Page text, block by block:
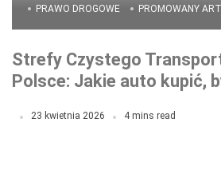
PRAWO DROGOWE PROMOWANY
Strefy Czystego
Polsce: Jakie auto kupić,
23 kwietnia 2026 4 mins read